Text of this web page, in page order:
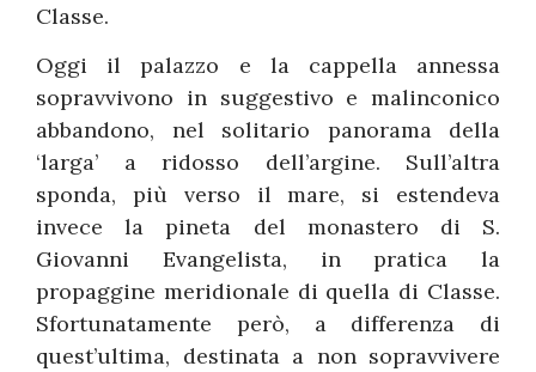
Classe.
Oggi il palazzo e la cappella annessa
sopravvivono in suggestivo e malinconico
abbandono, nel solitario panorama della
‘larga’ a ridosso dell’argine. Sull’altra
sponda, più verso il mare, si estendeva
invece la pineta del monastero di S.
Giovanni Evangelista, in pratica la
propaggine meridionale di quella di Classe.
Sfortunatamente però, a differenza di
quest’ultima, destinata a non sopravvivere